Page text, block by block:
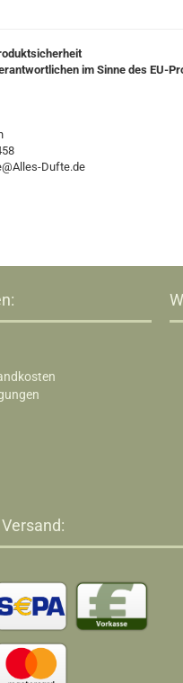
im Sinne des EU-
Dufte.de